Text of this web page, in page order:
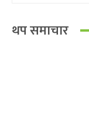
थप समाचार